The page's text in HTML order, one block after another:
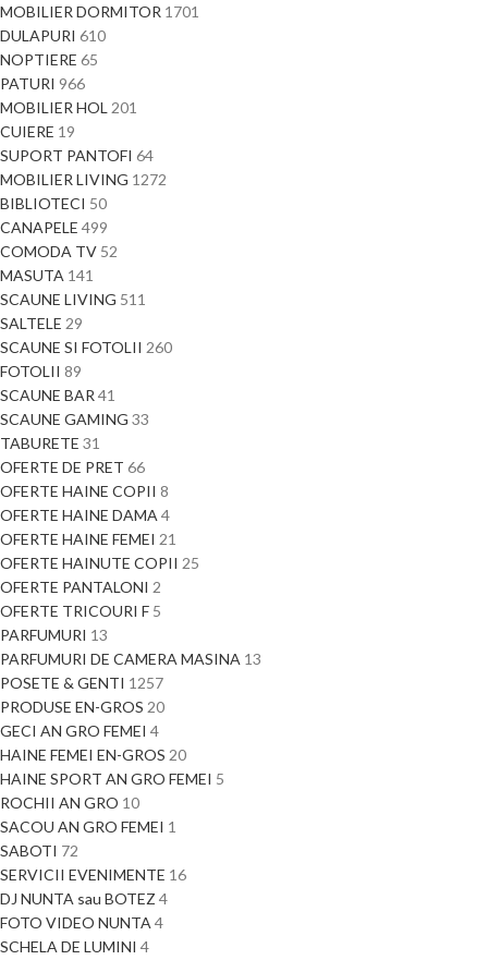
MOBILIER DORMITOR 1701
DULAPURI 610
NOPTIERE 65
PATURI 966
MOBILIER HOL 201
CUIERE 19
SUPORT PANTOFI 64
MOBILIER LIVING 1272
BIBLIOTECI 50
CANAPELE 499
COMODA TV 52
MASUTA 141
SCAUNE LIVING 511
SALTELE 29
SCAUNE SI FOTOLII 260
FOTOLII 89
SCAUNE BAR 41
SCAUNE GAMING 33
TABURETE 31
OFERTE DE PRET 66
OFERTE HAINE COPII 8
OFERTE HAINE DAMA 4
OFERTE HAINE FEMEI 21
OFERTE HAINUTE COPII 25
OFERTE PANTALONI 2
OFERTE TRICOURI F 5
PARFUMURI 13
PARFUMURI DE CAMERA MASINA 13
POSETE & GENTI 1257
PRODUSE EN-GROS 20
GECI AN GRO FEMEI 4
HAINE FEMEI EN-GROS 20
HAINE SPORT AN GRO FEMEI 5
ROCHII AN GRO 10
SACOU AN GRO FEMEI 1
SABOTI 72
SERVICII EVENIMENTE 16
DJ NUNTA sau BOTEZ 4
FOTO VIDEO NUNTA 4
SCHELA DE LUMINI 4